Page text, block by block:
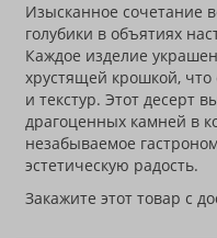
Изысканное сочетание
голубики в объятиях
Каждое изделие
хрустящей крошкой, что
и текстур. Этот десерт
драгоценных камней в
незабываемое
эстетическую радость.
Закажите этот товар с